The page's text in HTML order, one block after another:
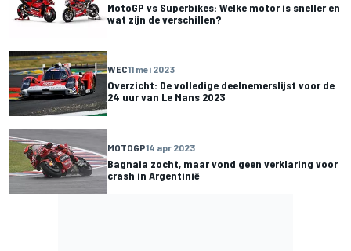
MotoGP vs Superbikes: Welke motor is sneller en
wat zijn de verschillen?
WEC11 mei 2023
Overzicht: De volledige deelnemerslijst voor de
24 uur van Le Mans 2023
MOTOGP14 apr 2023
Bagnaia zocht, maar vond geen verklaring voor
crash in Argentinië